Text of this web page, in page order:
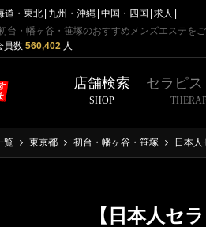
道・東北 九州・沖縄 中国・四国
求人
台・幡ヶ谷・笹塚のおすすめメンズエステをご
数 560,402 人
店舗検索
SHOP
セラピ
覧 東京都 初台・幡ヶ谷・笹塚 日本
【日本人セ